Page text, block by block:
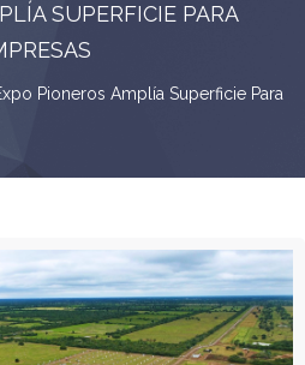
SUPERFICIE PARA
Pioneros Amplía Superficie Para